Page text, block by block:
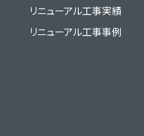
リニューアル工事実績
リニューアル工事事例